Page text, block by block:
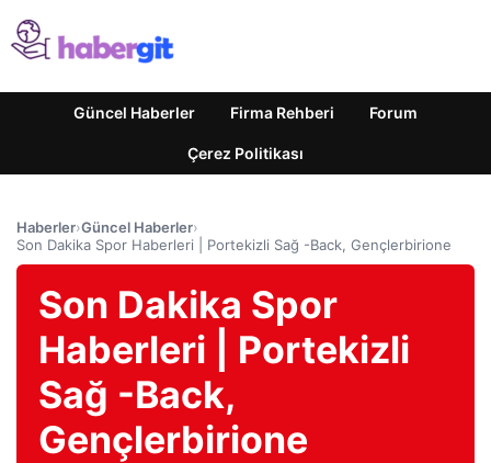
Güncel Haberler Firma Rehberi Forum
Çerez Politikası
Haberler›Güncel Haberler›
Son Dakika Spor Haberleri | Portekizli Sağ -Back, Gençlerbirione
Son Dakika Spor
Haberleri | Portekizli
Sağ -Back,
Gençlerbirione